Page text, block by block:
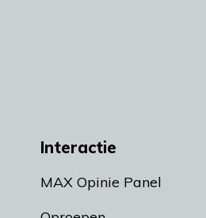
Interactie
MAX Opinie Panel